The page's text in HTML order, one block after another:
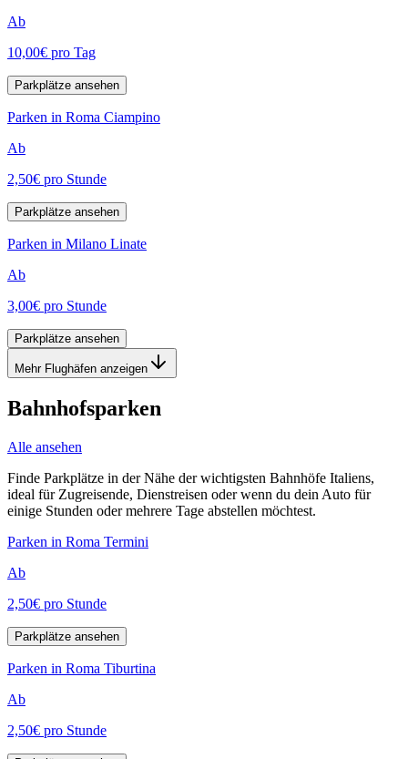
Ab
10,00€ pro Tag
Parkplätze ansehen
Parken in Roma Ciampino
Ab
2,50€ pro Stunde
Parkplätze ansehen
Parken in Milano Linate
Ab
3,00€ pro Stunde
Parkplätze ansehen
Mehr Flughäfen anzeigen
Bahnhofsparken
Alle ansehen
Finde Parkplätze in der Nähe der wichtigsten Bahnhöfe Italiens,
ideal für Zugreisende, Dienstreisen oder wenn du dein Auto für
einige Stunden oder mehrere Tage abstellen möchtest.
Parken in Roma Termini
Ab
2,50€ pro Stunde
Parkplätze ansehen
Parken in Roma Tiburtina
Ab
2,50€ pro Stunde